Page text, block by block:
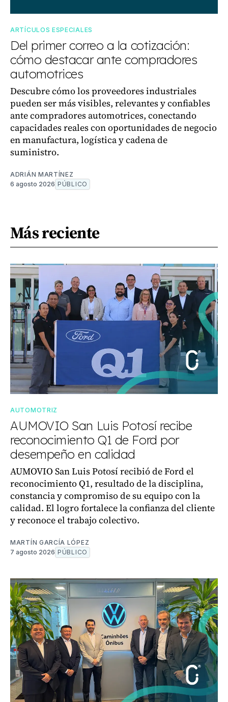
ARTÍCULOS ESPECIALES
Del primer correo a la cotización:
cómo destacar ante compradores
automotrices
Descubre cómo los proveedores industriales
pueden ser más visibles, relevantes y confiables
ante compradores automotrices, conectando
capacidades reales con oportunidades de negocio
en manufactura, logística y cadena de
suministro.
ADRIÁN MARTÍNEZ
6 agosto 2026 PÚBLICO
Más reciente
AUTOMOTRIZ
AUMOVIO San Luis Potosí recibe
reconocimiento Q1 de Ford por
desempeño en calidad
AUMOVIO San Luis Potosí recibió de Ford el
reconocimiento Q1, resultado de la disciplina,
constancia y compromiso de su equipo con la
calidad. El logro fortalece la confianza del cliente
y reconoce el trabajo colectivo.
MARTÍN GARCÍA LÓPEZ
7 agosto 2026 PÚBLICO